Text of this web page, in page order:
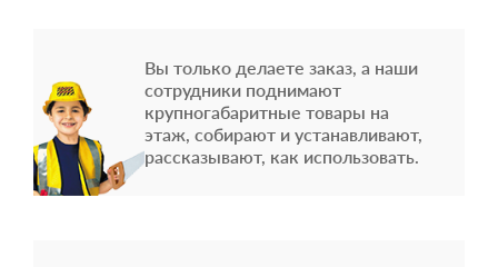
Вы только делаете заказ, а наши
сотрудники поднимают
крупногабаритные товары на
этаж, собирают и устанавливают,
рассказывают, как использовать.